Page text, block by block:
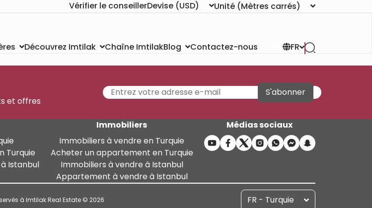
Vérifier le conseillerDevise (USD) Unité (Mètres carrés)
Découvrez Imtilak Chaîne ImtilakBlog Contactez-nous FR
et offres
S'abonner
Turquie
Istanbul
Immobiliers
Immobiliers à vendre en Turquie
Acheter un appartement en Turquie
Immobiliers à vendre à Istanbul
Appartement à vendre à Istanbul
Médias sociaux
à Imtilak Real Estate © 2026 FR - Turquie